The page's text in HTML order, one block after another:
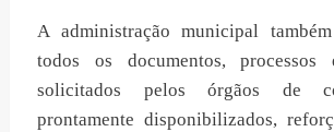
A administração municipal
todos os documentos, processos
solicitados pelos órgãos de
prontamente disponibilizados,